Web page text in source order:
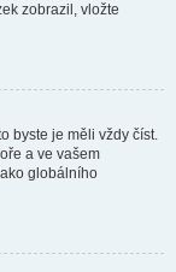
zobrazil, vložte
byste je měli vždy číst.
a ve vašem
globálního